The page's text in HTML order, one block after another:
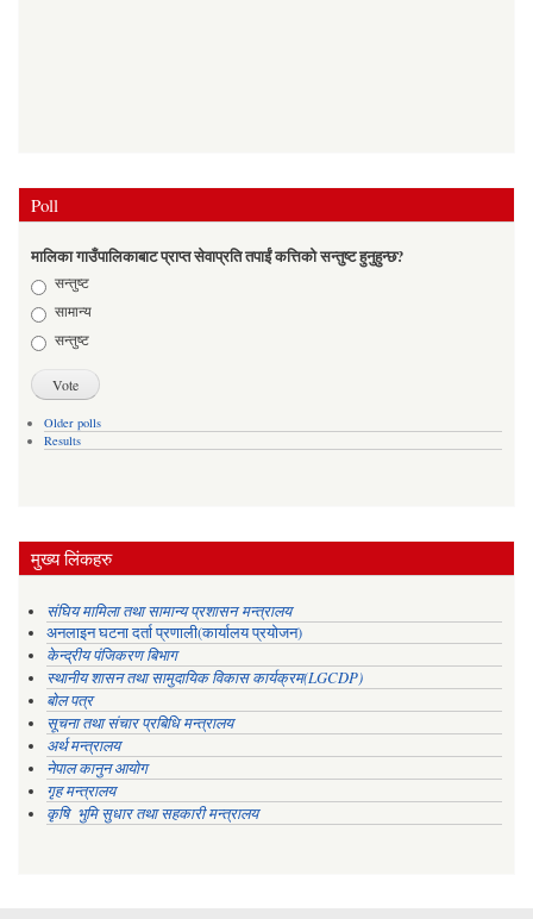
Poll
मालिका गाउँपालिकाबाट प्राप्त सेवाप्रति तपाईं कत्तिको सन्तुष्ट हुनुहुन्छ?
Choices
सन्तुष्ट
सामान्य
सन्तुष्ट
Older polls
Results
मुख्य लिंकहरु
संघिय मामिला तथा सामान्य प्रशासन मन्त्रालय
अनलाइन घटना दर्ता प्रणाली(कार्यालय प्रयोजन)
केन्द्रीय पंजिकरण बिभाग
स्थानीय शासन तथा सामुदायिक विकास कार्यक्रम(LGCDP)
बोल पत्र
सूचना तथा संचार प्रबिधि मन्त्रालय
अर्थ मन्त्रालय
नेपाल कानुन आयोग
गृह मन्त्रालय
कृषि भुमि सुधार तथा सहकारी मन्त्रालय